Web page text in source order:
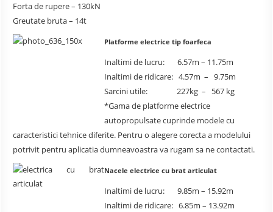
Forta de rupere – 130kN
Greutate bruta – 14t
Platforme electrice tip foarfeca
Inaltimi de lucru: 6.57m – 11.75m
Inaltimi de ridicare: 4.57m – 9.75m
Sarcini utile: 227kg – 567 kg
*Gama de platforme electrice
autopropulsate cuprinde modele cu
caracteristici tehnice diferite. Pentru o alegere corecta a modelului
potrivit pentru aplicatia dumneavoastra va rugam sa ne contactati.
Nacele electrice cu brat articulat
Inaltimi de lucru: 9.85m – 15.92m
Inaltimi de ridicare: 6.85m – 13.92m